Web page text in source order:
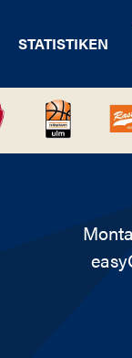
STATISTIKEN